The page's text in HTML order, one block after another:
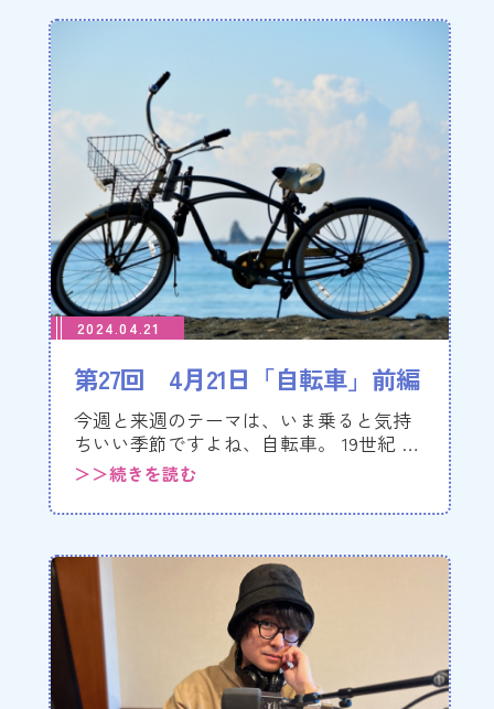
アニメ「タブー・タトゥ
ー」（カーター）、ゲーム
「アイドルマスター
SideM」（葛之葉雨彦）な
ど。
2024.04.21
第27回 4月21日「自転車」前編
今週と来週のテーマは、いま乗ると気持
ちいい季節ですよね、自転車。 19世紀 …
＞＞続きを読む